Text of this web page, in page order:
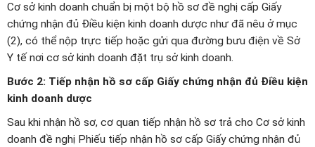
Cơ sở kinh doanh chuẩn bị một bộ hồ sơ đề nghị cấp Giấy
chứng nhận đủ Điều kiện kinh doanh dược như đã nêu ở mục
(2), có thể nộp trực tiếp hoặc gửi qua đường bưu điện về Sở
Y tế nơi cơ sở kinh doanh đặt trụ sở kinh doanh.
Bước 2: Tiếp nhận hồ sơ cấp Giấy chứng nhận đủ Điều kiện
kinh doanh dược
Sau khi nhận hồ sơ, cơ quan tiếp nhận hồ sơ trả cho Cơ sở kinh
doanh đề nghị Phiếu tiếp nhận hồ sơ cấp Giấy chứng nhận đủ